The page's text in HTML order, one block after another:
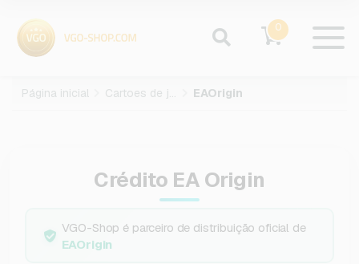
0
Página inicial Cartoes de jogos EAOrigin
Crédito EA Origin
VGO-Shop é parceiro de distribuição oficial de
EAOrigin